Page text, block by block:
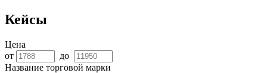
Кейсы
Цена
от
до
Название торговой марки